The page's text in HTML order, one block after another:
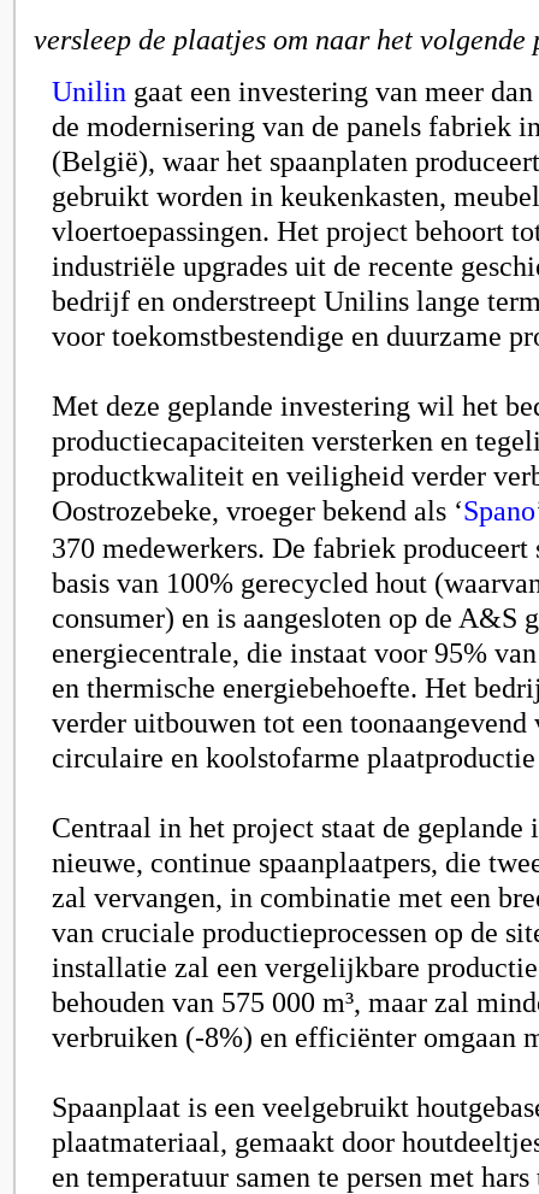
versleep de plaatjes om naar het
Unilin gaat een investering van meer
de modernisering van de panels fabriek
(België), waar het spaanplaten
gebruikt worden in keukenkasten,
vloertoepassingen. Het project behoort
industriële upgrades uit de recente
bedrijf en onderstreept Unilins lange
voor toekomstbestendige en duurzame
Met deze geplande investering wil het
productiecapaciteiten versterken en
productkwaliteit en veiligheid verder
Oostrozebeke, vroeger bekend als ‘Spano
370 medewerkers. De fabriek produceert
basis van 100% gerecycled hout
consumer) en is aangesloten op de A&S
energiecentrale, die instaat voor 95%
en thermische energiebehoefte. Het
verder uitbouwen tot een toonaangevend
circulaire en koolstofarme
Centraal in het project staat de geplande
nieuwe, continue spaanplaatpers, die
zal vervangen, in combinatie met een
van cruciale productieprocessen op de
installatie zal een vergelijkbare
behouden van 575 000 m³, maar zal
verbruiken (-8%) en efficiënter omgaan
Spaanplaat is een veelgebruikt
plaatmateriaal, gemaakt door
en temperatuur samen te persen met